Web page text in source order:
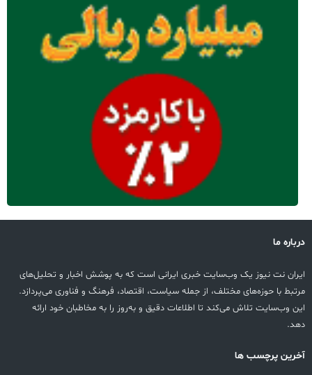
درباره ما
ایران نت نیوز یک وب‌سایت خبری ایرانی است که به پوشش اخبار و تحلیل‌های
مرتبط با حوزه‌های مختلف، از جمله سیاست، اقتصاد، فرهنگ و فناوری می‌پردازد.
این وب‌سایت تلاش می‌کند تا اطلاعات دقیق و به‌روز را به مخاطبان خود ارائه
دهد.
آخرین پرچسب ها